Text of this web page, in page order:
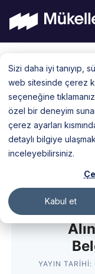
Sizi daha iyi tanıyıp,
web sitesinde çerez
seçeneğine
özel bir deneyim
çerez ayarları
detaylı bilgiye
inceleyebilirsiniz.
Kabul et
content
Şirketi
YAYIN TARIHI: